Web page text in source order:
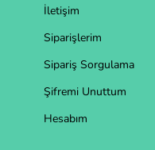
İletişim
Siparişlerim
Sipariş Sorgulama
Şifremi Unuttum
Hesabım